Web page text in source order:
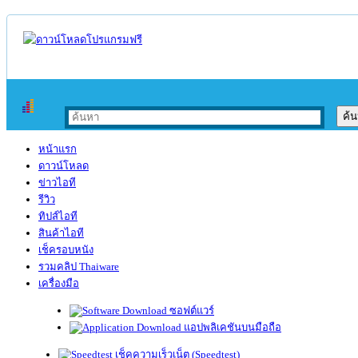
หน้าแรก
ดาวน์โหลด
ข่าวไอที
รีวิว
ทิปส์ไอที
สินค้าไอที
เช็ครอบหนัง
รวมคลิป Thaiware
เครื่องมือ
ซอฟต์แวร์
แอปพลิเคชันบนมือถือ
เช็คความเร็วเน็ต (Speedtest)